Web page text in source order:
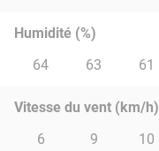
Humidité (%)
64
63 61
Vitesse du vent (km/h)
6
9 10